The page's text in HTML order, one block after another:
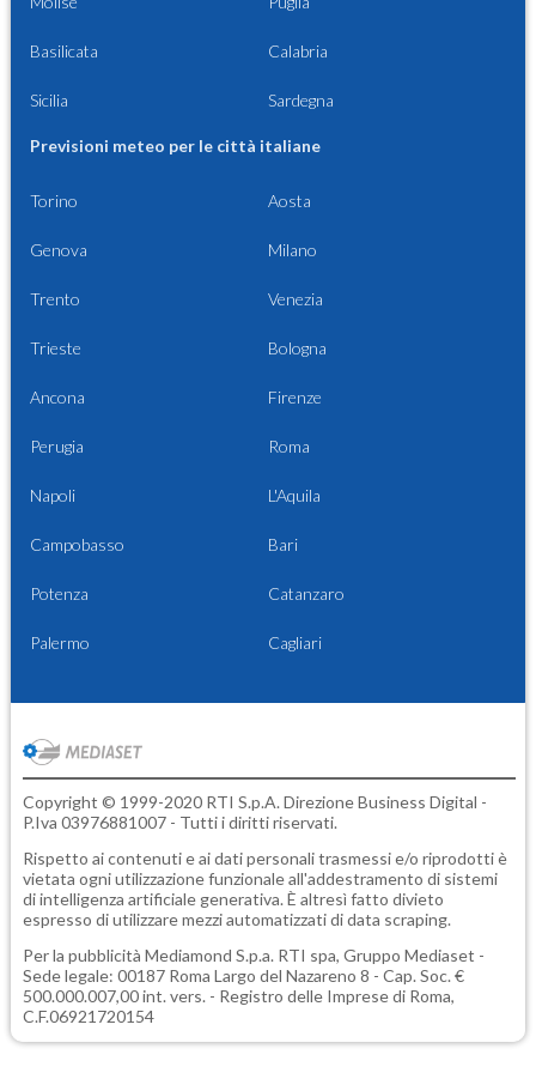
Basilicata Calabria
Sicilia Sardegna
Previsioni meteo per le città italiane
Torino Aosta
Genova Milano
Trento Venezia
Trieste Bologna
Ancona Firenze
Perugia Roma
Napoli L'Aquila
Campobasso Bari
Potenza Catanzaro
Palermo Cagliari
Copyright © 1999-2020 RTI S.p.A. Direzione Business Digital -
P.Iva 03976881007 - Tutti i diritti riservati.
Rispetto ai contenuti e ai dati personali trasmessi e/o riprodotti è
vietata ogni utilizzazione funzionale all'addestramento di sistemi
di intelligenza artificiale generativa. È altresì fatto divieto
espresso di utilizzare mezzi automatizzati di data scraping.
Per la pubblicità Mediamond S.p.a. RTI spa, Gruppo Mediaset -
Sede legale: 00187 Roma Largo del Nazareno 8 - Cap. Soc. €
500.000.007,00 int. vers. - Registro delle Imprese di Roma,
C.F.06921720154